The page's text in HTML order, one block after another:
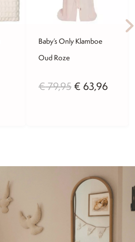
Baby’s Only Klamboe
Oud Roze
€79,95 € 63,96